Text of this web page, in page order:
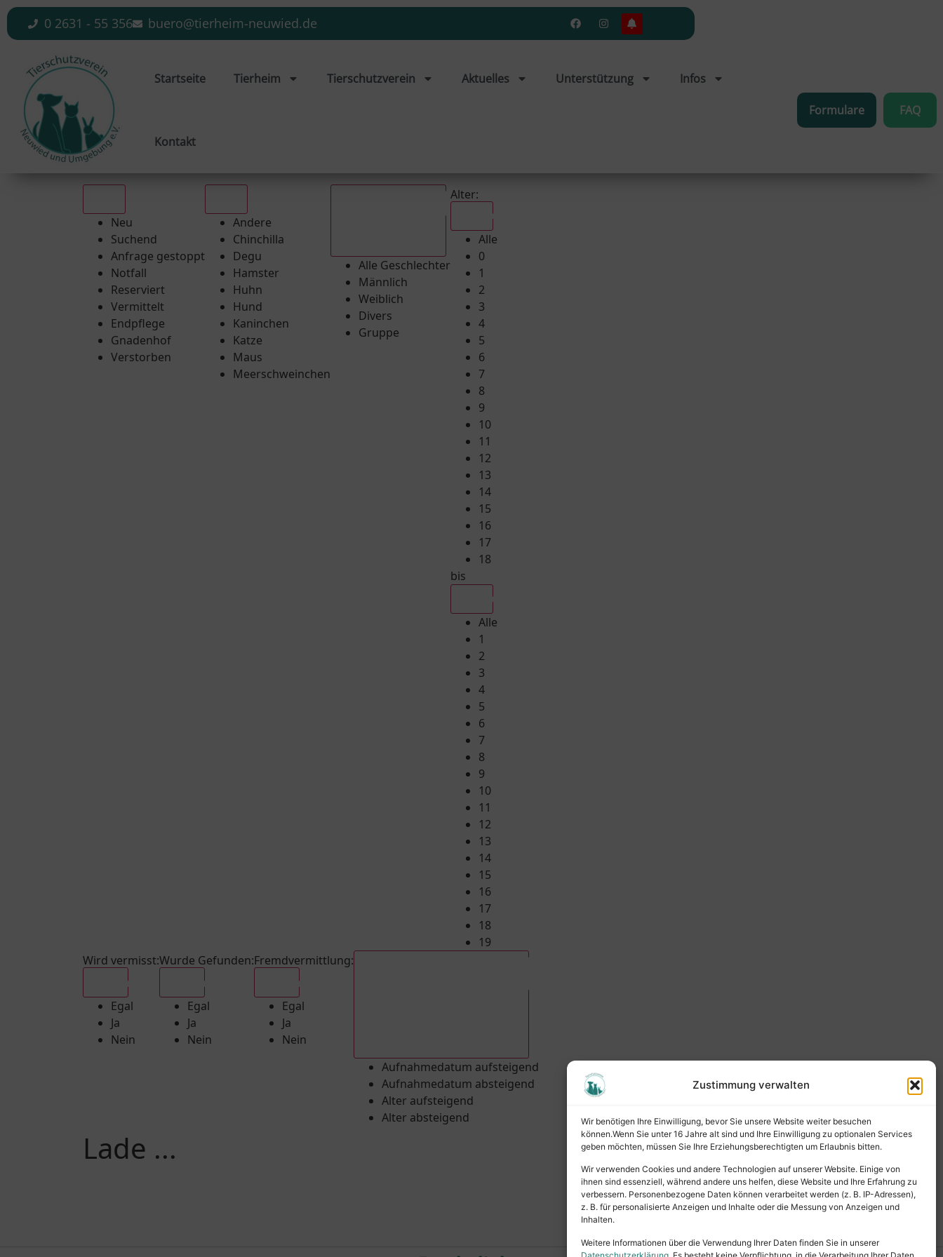
Zustimmung verwalten
Wir benötigen Ihre Einwilligung, bevor Sie unsere Website weiter besuchen
können.Wenn Sie unter 16 Jahre alt sind und Ihre Einwilligung zu optionalen Services
geben möchten, müssen Sie Ihre Erziehungsberechtigten um Erlaubnis bitten.
Wir verwenden Cookies und andere Technologien auf unserer Website. Einige von
ihnen sind essenziell, während andere uns helfen, diese Website und Ihre Erfahrung zu
verbessern. Personenbezogene Daten können verarbeitet werden (z. B. IP-Adressen),
z. B. für personalisierte Anzeigen und Inhalte oder die Messung von Anzeigen und
Inhalten.
Weitere Informationen über die Verwendung Ihrer Daten finden Sie in unserer
0 2631 - 55 356 buero@tierheim-neuwied.de
Startseite Tierheim Tierschutzverein Aktuelles Unterstützung Infos
Kontakt
Formulare FAQ
Neu
Suchend
Anfrage gestoppt
Notfall
Reserviert
Vermittelt
Endpflege
Gnadenhof
Verstorben
Andere
Chinchilla
Degu
Hamster
Huhn
Hund
Kaninchen
Katze
Maus
Meerschweinchen
Alle Geschlechter
Männlich
Weiblich
Divers
Gruppe
Alter:
Alle
0
1
2
3
4
5
6
7
8
9
10
11
12
13
14
15
16
17
18
bis
Alle
1
2
3
4
5
6
7
8
9
10
11
12
13
14
15
16
17
18
19
Wird vermisst:
Egal
Ja
Nein
Wurde Gefunden:
Egal
Ja
Nein
Fremdvermittlung:
Egal
Ja
Nein
Aufnahmedatum aufsteigend
Aufnahmedatum absteigend
Alter aufsteigend
Alter absteigend
Lade ...